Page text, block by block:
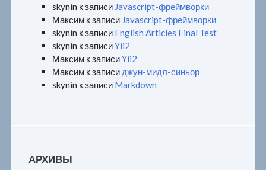
skynin к записи Javascript-фреймворки
Максим к записи Javascript-фреймворки
skynin к записи English Articles Final Test
skynin к записиYii2
Максим к записиYii2
Максим к записи джун-мидл-синьор
skynin к записи Markdown
АРХИВЫ